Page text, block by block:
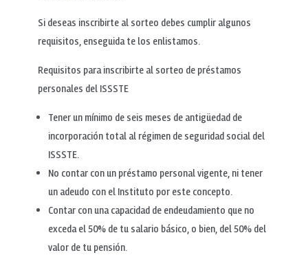
Si deseas inscribirte al sorteo debes cumplir algunos
requisitos, enseguida te los enlistamos.
Requisitos para inscribirte al sorteo de préstamos
personales del ISSSTE
Tener un mínimo de seis meses de antigüedad de
incorporación total al régimen de seguridad social del
ISSSTE.
No contar con un préstamo personal vigente, ni tener
un adeudo con el Instituto por este concepto.
Contar con una capacidad de endeudamiento que no
exceda el 50% de tu salario básico, o bien, del 50% del
valor de tu pensión.